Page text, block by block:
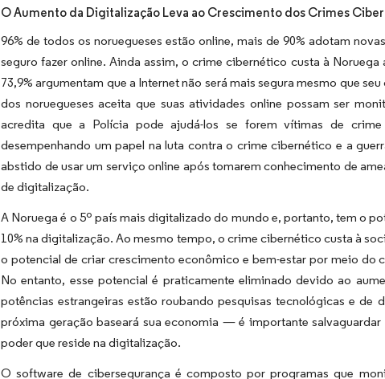
O Aumento da Digitalização Leva ao Crescimento dos Crimes
96% de todos os noruegueses estão online, mais de 90% adotam
seguro fazer online. Ainda assim, o crime cibernético custa à
73,9% argumentam que a Internet não será mais segura mesmo que
dos noruegueses aceita que suas atividades online possam ser
acredita que a Polícia pode ajudá-los se forem vítimas de
desempenhando um papel na luta contra o crime cibernético e a
abstido de usar um serviço online após tomarem conhecimento de
de digitalização.
A Noruega é o 5º país mais digitalizado do mundo e, portanto, tem o
10% na digitalização. Ao mesmo tempo, o crime cibernético custa à
o potencial de criar crescimento econômico e bem-estar por meio
No entanto, esse potencial é praticamente eliminado devido ao
potências estrangeiras estão roubando pesquisas tecnológicas e
próxima geração baseará sua economia — é importante
poder que reside na digitalização.
O software de cibersegurança é composto por programas que